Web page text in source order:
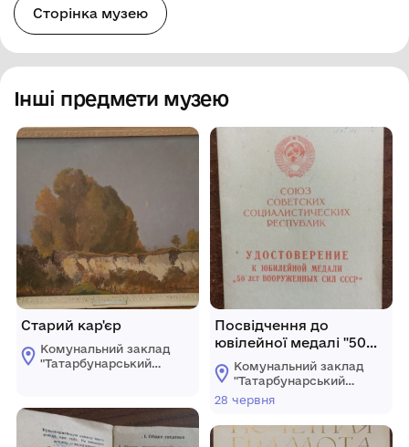
Сторінка музею
Інші предмети музею
Старий кар'єр
Комунальний заклад
"Татарбунарський
Татарбунарської
міської ради
Посвідчення до
ювілейної медалі "50
років Збройних Сил
СРСР"
Комунальний заклад
"Татарбунарський
історико -
краєзнавчий музей"
Татарбунарської
міської ради
28 червня